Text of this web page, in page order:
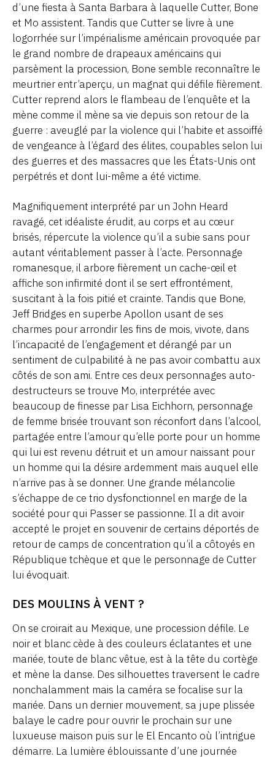
d’une fiesta à Santa Barbara à laquelle Cutter, Bone
et Mo assistent. Tandis que Cutter se livre à une
logorrhée sur l’impérialisme américain provoquée par
le grand nombre de drapeaux américains qui
parsèment la procession, Bone semble reconnaître le
meurtrier entr’aperçu, un magnat qui défile fièrement.
Cutter reprend alors le flambeau de l’enquête et la
mène comme il mène sa vie depuis son retour de la
guerre : aveuglé par la violence qui l’habite et assoiffé
de vengeance à l’égard des élites, coupables selon lui
des guerres et des massacres que les États-Unis ont
perpétrés et dont lui-même a été victime.
Magnifiquement interprété par un John Heard
ravagé, cet idéaliste érudit, au corps et au cœur
brisés, répercute la violence qu’il a subie sans pour
autant véritablement passer à l’acte. Personnage
romanesque, il arbore fièrement un cache-œil et
affiche son infirmité dont il se sert effrontément,
suscitant à la fois pitié et crainte. Tandis que Bone,
Jeff Bridges en superbe Apollon usant de ses
charmes pour arrondir les fins de mois, vivote, dans
l’incapacité de l’engagement et dérangé par un
sentiment de culpabilité à ne pas avoir combattu aux
côtés de son ami. Entre ces deux personnages auto-
destructeurs se trouve Mo, interprétée avec
beaucoup de finesse par Lisa Eichhorn, personnage
de femme brisée trouvant son réconfort dans l’alcool,
partagée entre l’amour qu’elle porte pour un homme
qui lui est revenu détruit et un amour naissant pour
un homme qui la désire ardemment mais auquel elle
n’arrive pas à se donner. Une grande mélancolie
s’échappe de ce trio dysfonctionnel en marge de la
société pour qui Passer se passionne. Il a dit avoir
accepté le projet en souvenir de certains déportés de
retour de camps de concentration qu’il a côtoyés en
République tchèque et que le personnage de Cutter
lui évoquait.
DES MOULINS À VENT ?
On se croirait au Mexique, une procession défile. Le
noir et blanc cède à des couleurs éclatantes et une
mariée, toute de blanc vêtue, est à la tête du cortège
et mène la danse. Des silhouettes traversent le cadre
nonchalamment mais la caméra se focalise sur la
mariée. Dans un dernier mouvement, sa jupe plissée
balaye le cadre pour ouvrir le prochain sur une
luxueuse maison puis sur le El Encanto où l’intrigue
démarre. La lumière éblouissante d’une journée